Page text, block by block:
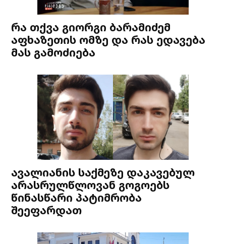
რა თქვა გიორგი ბარამიძემ
აფხაზეთის ომზე და რას ედავება
მას გამოძიება
ავალიანის საქმეზე დაკავებულ
არასრულწლოვან გოგოებს
წინასწარი პატიმრობა
შეეფარდათ